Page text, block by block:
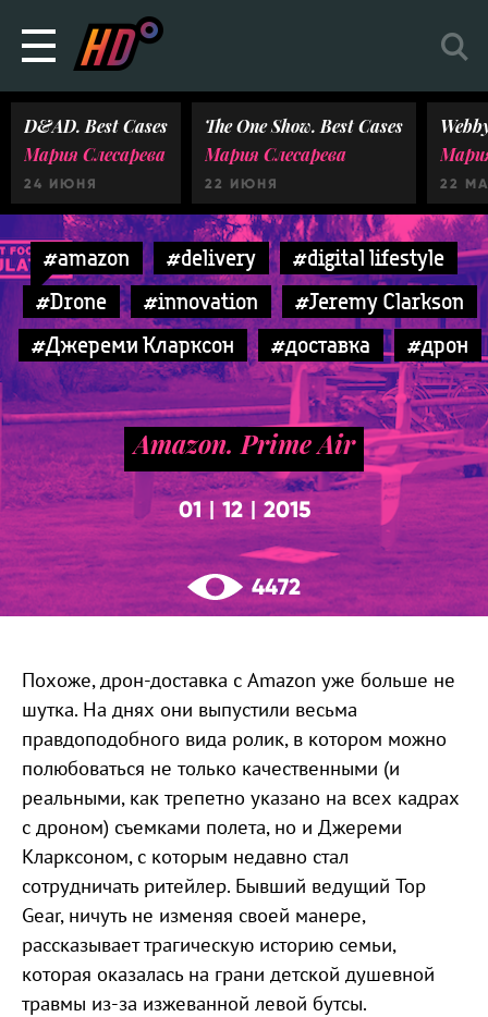
D&AD. Best Cases
Мария Слесарева
24 ИЮНЯ
The One Show. Best Cases
Мария Слесарева
22 ИЮНЯ 22
#amazon #delivery
#digital lifestyle
#Drone
#innovation
#Jeremy Clarkson
#Джереми Кларксон
#доставка #дрон
Amazon. Prime Air
01 12 2015
4472
Похоже, дрон-доставка с Amazon уже больше не
шутка. На днях они выпустили весьма
правдоподобного вида ролик, в котором можно
полюбоваться не только качественными (и
реальными, как трепетно указано на всех кадрах
с дроном) съемками полета, но и Джереми
Кларксоном, с которым недавно стал
сотрудничать ритейлер. Бывший ведущий Top
Gear, ничуть не изменяя своей манере,
рассказывает трагическую историю семьи,
которая оказалась на грани детской душевной
травмы из-за изжеванной левой бутсы.